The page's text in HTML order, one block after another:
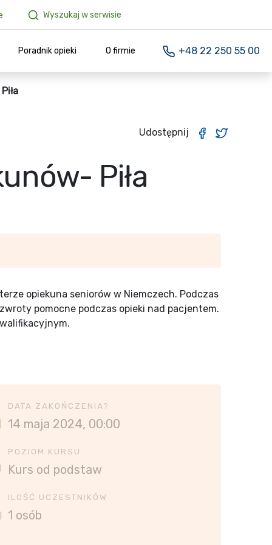
Wyszukaj w serwisie
Poradnik opieki O firmie +48 22 250 55 00
Udostępnij
Piła
opiekuna seniorów w Niemczech. Podczas
pomocne podczas opieki nad pacjentem.
DATA ZAKOŃCZENIA?
14 maja 2024, 00:00
POZIOM KURSU
Kurs od podstaw
ILOŚĆ UCZESTNIKÓW
1 osób